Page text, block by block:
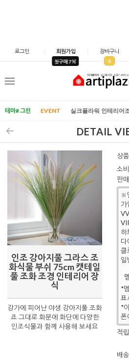
로그인 회원가입
첫구매 7
장바구니
0
메
테마# 그린 EVENT 실크플라워 인테리어
DETAIL
인조 강아지풀 그라스 조
화식물 부쉬 75cm 캣테일
풀 조화 조경 인테리어 장
식
강가에 피어난 야생 강아지풀 조화
죠 그대로 화분에 화단에 다양한
인조식물과 함께 사용해 보세요
상
소
판
※
가
하
다
클
일
*
표
*
폰
적
배송